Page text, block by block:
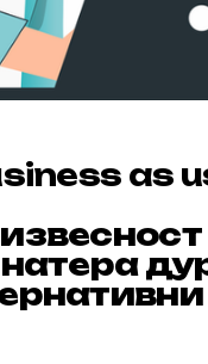
as